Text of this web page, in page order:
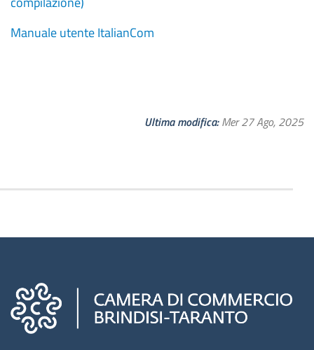
Manuale utente ItalianCom
Ultima modifica Mer 27 Ago, 2025